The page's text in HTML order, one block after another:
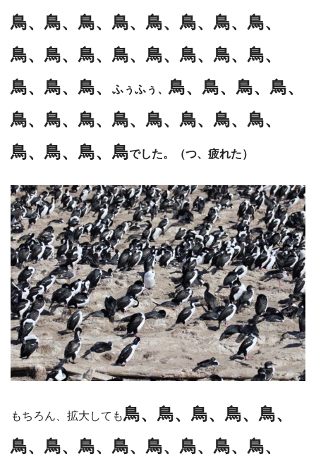
鳥、鳥、鳥、鳥、鳥、鳥、鳥、鳥、
鳥、鳥、鳥、鳥、鳥、鳥、鳥、鳥、
鳥、鳥、鳥、
ふぅふぅ、 鳥、鳥、鳥、鳥、
鳥、鳥、鳥、鳥、鳥、鳥、鳥、鳥、
鳥、鳥、鳥、鳥でした。（つ、疲れた）
もちろん、拡大しても鳥、鳥、鳥、鳥、鳥、
鳥、鳥、鳥、鳥、鳥、鳥、鳥、鳥、